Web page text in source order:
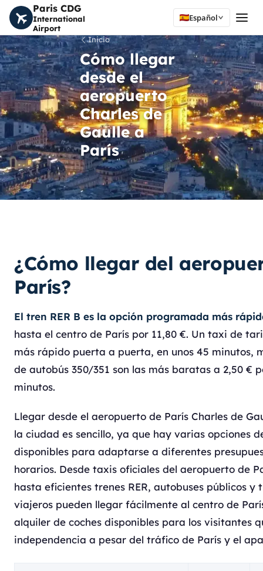
Paris CDG
International
Airport
Español
Inicio
Cómo llegar
desde el
aeropuerto
Charles de
Gaulle a
París
¿Cómo llegar del
París?
El tren RER B es la opción programada más
hasta el centro de París por 11,80 €. Un taxi de
más rápido puerta a puerta, en unos 45 minutos,
de autobús 350/351 son las más baratas a 2,50 €
minutos.
Llegar desde el aeropuerto de París Charles de
la ciudad es sencillo, ya que hay varias opciones
disponibles para adaptarse a diferentes
horarios. Desde taxis oficiales del aeropuerto de
hasta eficientes trenes RER, autobuses públicos y
viajeros pueden llegar fácilmente al centro de
alquiler de coches disponibles para los visitantes
independencia a pesar del tráfico de París y el